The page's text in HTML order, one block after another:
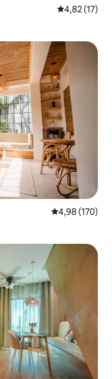
Évaluation
4,82 (17)
Évaluation
4,98 (170)